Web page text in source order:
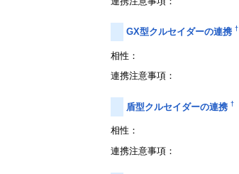
GX型クルセイダーの連携 †
相性：
連携注意事項：
盾型クルセイダーの連携 †
相性：
連携注意事項：